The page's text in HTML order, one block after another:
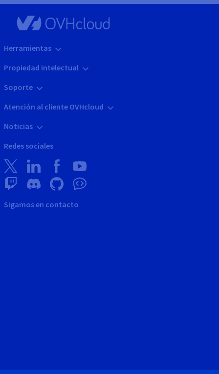
Herramientas
Propiedad intelectual
Soporte
Atención al cliente OVHcloud
Noticias
Redes sociales
Sigamos en contacto